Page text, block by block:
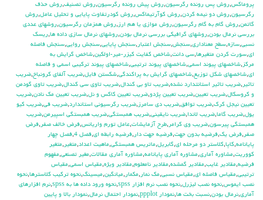
پروماكس,روش پس رونده رگرسيون,روش پيش رونده رگرسيون,روش تصنيف,روش حذف
رگرسيون,روش دو نيمه كردن,روش كوآرتيماكس,روش كودرتفاوت پايايي و تحليل عامل,روش
گاتمن,روش گام به گام رگرسيون,روش موازي يا هم ارز ,روش همزمان رگرسيون,روشهاي عددي
بررسي نرمال بودن,روشهاي گرافيكي بررسي نرمال بودن,روشهاي نرمال سازي داده ها,ريسك
نسبي,سازه,سطح معناداري,سنجش,سنجش اعتبار ,سنجش پايايي,سنجش روايي,سنجش فاصله
اي,سورت كردن متغيرها,سي دانت,شاخص كفايت كيزر-مير-اولكين,شاخص گرايش به
مركز ,شاخصهاي پيوند اسمي,شاخصهاي پيوند ترتيبي,شاخصهاي پيوند تركيبي اسمي و فاصله
اي,شاخصهاي شكل توزيع,شاخصهاي گرايش به پراكندگي,شكستن فايل,ضريب آلفاي کرونباخ,ضريب
تاثير ,ضريب تاثير استانتدارد نشده,ضريب تاو بي كندال,ضريب تاوي سي كندال,ضريب تاوي گودمن
و كروسكال,ضريب تعيين,ضريب تعيين پژدو,ضريب تعيين كاكس و نل,ضريب تعيين مك نادن,ضريب
تعيين نيجل كرك,ضريب توافق,ضريب دي سامرز ,ضريب رگرسيوني استاندارد,ضريب في,ضريب كيو
يول,ضريب گاما,ضريب لاندا,ضريب نايقيني,ضريب همبستگي,ضريب همبستگي اسپيرمن,ضريب
همبستگي پيرسون,ضريب وي كرامر ,طرح آزمايشات,عامل تورم واريانس,فرض خالف صفر ,فرض
صفر ,فرض يك,فرضيه بدون جهت,فرضيه جهت دار ,فرضيه رابطه اي,فصل 4 ,فصل چهار
پايانامه,كاپا,كلاستر دو مرحله اي,گابريل,ماتريس همبستگي,ماهيت اعداد,متغير ,متغير
كووريت,مشاوره آماري,مشاوره آماري پايانامه,مشاوره آماري مقالات,مغير تصنعي,مفهوم
فرضيه,مقادير غايب,مقادير گمشده,مقادير نامعلوم,مقادير ويژه,مقياس اسمي,مقياس
ترتيبي,مقياس فاصله اي,مقياس نسبي,مك نمار ,مكمار ,ميانگين,ميسينگ,نحوه تركيب كلاسترها,نحوه
نصب ايموس,نحوه نصب ليزرل,نحوه نصب نرم افزار spss ,نحوه ورود داده ها به spss ,نرم افزارهاي
آماري,نرمال بودن,نسبت بخت ها,نمودار ppplot ,نمودار احتمال نرمال,نمودار بالا و پايين